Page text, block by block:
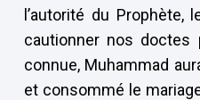
l’autorité du Prophète,
cautionner nos doctes
connue, Muhammad
et consommé le